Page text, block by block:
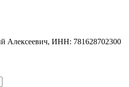
Алексеевич, ИНН: 781628702300